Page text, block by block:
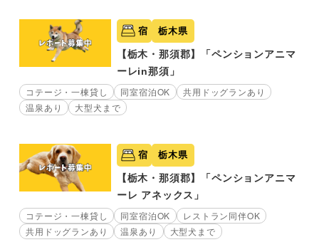
宿 栃木県
【栃木・那須郡】「ペンションアニマ
ーレin那須」
コテージ・一棟貸し 同室宿泊OK
共用ドッグランあり
温泉あり
大型犬まで
宿 栃木県
【栃木・那須郡】「ペンションアニマ
ーレ アネックス」
コテージ・一棟貸し 同室宿泊OK
レストラン同伴OK
共用ドッグランあり
温泉あり 大型犬まで